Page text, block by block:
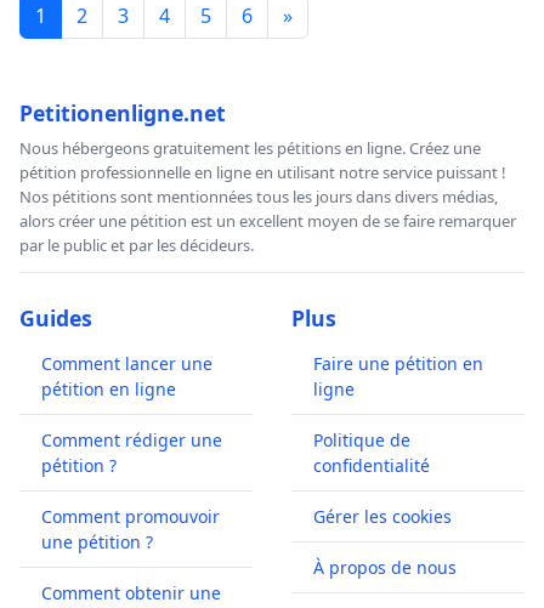
1 2 3 4 5 6 »
Petitionenligne.net
Nous hébergeons gratuitement les pétitions en ligne. Créez une
pétition professionnelle en ligne en utilisant notre service puissant !
Nos pétitions sont mentionnées tous les jours dans divers médias,
alors créer une pétition est un excellent moyen de se faire remarquer
par le public et par les décideurs.
Guides
Comment lancer une
pétition en ligne
Comment rédiger une
pétition ?
Comment promouvoir
une pétition ?
Comment obtenir une
Plus
Faire une pétition en
ligne
Politique de
confidentialité
Gérer les cookies
À propos de nous